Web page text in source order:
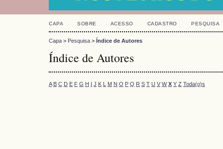
CAPA SOBRE ACESSO CADASTRO PESQUISA
Capa > Pesquisa > Índice de Autores
Índice de Autores
A B C D E F G H I J K L M N O P Q R S T U V W X Y Z Toda(o)s